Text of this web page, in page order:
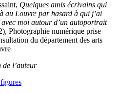
Quelques amis écrivains qui
au Louvre par hasard à qui j’ai
avec moi autour d’un autoportrait
Photographie numérique prise
du département des arts
de l’auteur